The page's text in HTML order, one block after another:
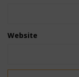
Website